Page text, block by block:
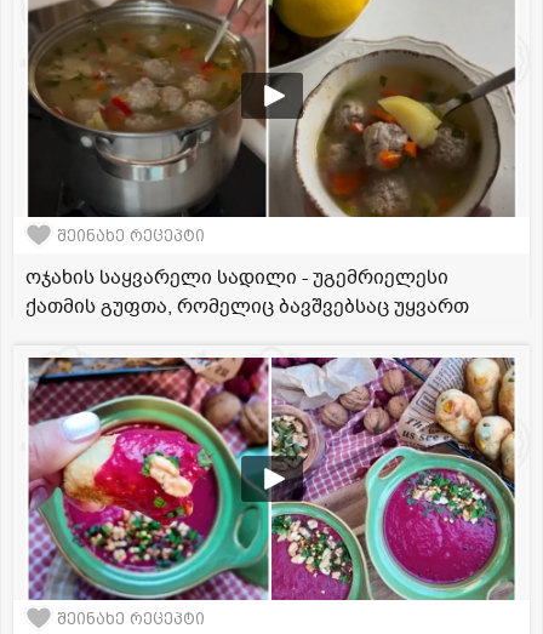
შეინახე რეცეპტი
ოჯახის საყვარელი სადილი - უგემრიელესი
ქათმის გუფთა, რომელიც ბავშვებსაც უყვართ
შეინახე რეცეპტი